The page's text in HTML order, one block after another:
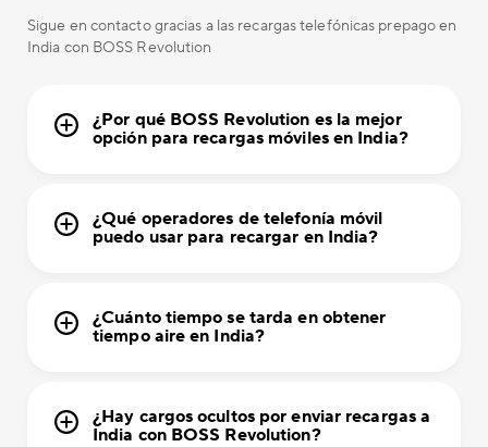
Sigue en contacto gracias a las recargas telefónicas prepago en
India con BOSS Revolution
¿Por qué BOSS Revolution es la mejor
opción para recargas móviles en India?
¿Qué operadores de telefonía móvil
puedo usar para recargar en India?
¿Cuánto tiempo se tarda en obtener
tiempo aire en India?
¿Hay cargos ocultos por enviar recargas a
India con BOSS Revolution?